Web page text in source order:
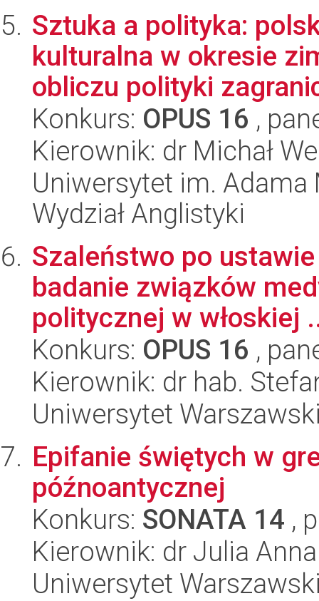
Sztuka a polityka:
kulturalna w okresie
obliczu polityki
Konkurs: OPUS 16 ,
Kierownik: dr Michał
Uniwersytet im.
Wydział Anglistyki
Szaleństwo po
badanie związków
politycznej w włoskiej
Konkurs: OPUS 16 ,
Kierownik: dr hab.
Uniwersytet
Epifanie świętych w
późnoantycznej
Konkurs: SONATA 14 ,
Kierownik: dr Julia
Uniwersytet